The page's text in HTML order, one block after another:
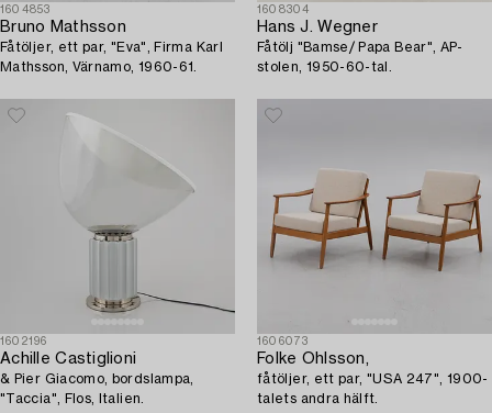
1604853
Bruno Mathsson
Fåtöljer, ett par, "Eva", Firma Karl
Mathsson, Värnamo, 1960-61.
1608304
Hans J. Wegner
Fåtölj "Bamse/ Papa Bear", AP-
stolen, 1950-60-tal.
1602196
Achille Castiglioni
& Pier Giacomo, bordslampa,
"Taccia", Flos, Italien.
1606073
Folke Ohlsson,
fåtöljer, ett par, "USA 247", 1900-
talets andra hälft.